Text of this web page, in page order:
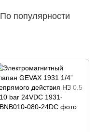
По популярности